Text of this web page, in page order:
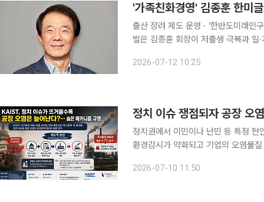
'가족친화경영' 김종훈 한미
출산 장려 제도 운영ㆍ'한반도미래인구연구원' 설립 등 공로
벌은 김종훈 회장이 저출생 극복과 일
발전에 뚜렷한 공적을 세운 인물에게
2026-07-12 10:25
정치 이슈 쟁점되자 공장
정치권에서 이민이나 난민 등 특정 현
환경감시가 약화되고 기업의 오염물질 배
미국의 이민 관련 입법과 제조시설 환
2026-07-10 11:50